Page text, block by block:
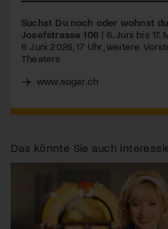
Suchst Du noch oder wohnst
Josefstrasse 106 | 6. Juni bis 17.
6 Juni 2026, 17 Uhr, weitere
Theaters
www.sogar.ch
Das könnte Sie auch